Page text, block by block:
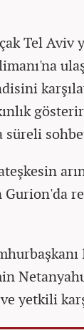
Tel Aviv
süreli
Gurion'da
yetkili